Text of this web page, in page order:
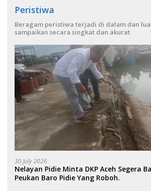
Peristiwa
Beragam peristiwa terjadi di dalam dan
sampaikan secara singkat dan akurat
30 July 2026
Nelayan Pidie Minta DKP Aceh Segera
Peukan Baro Pidie Yang Roboh.